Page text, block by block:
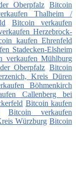
Oberpfalz Bitcoin
Thalheim /
Bitcoin verkaufen
Herzebrock-
kaufen Ehrenfeld
Stadecken-Elsheim
verkaufen Mühlburg
Oberpfalz Bitcoin
Kreis Düren
Böhmenkirch
Callenberg bei
Bitcoin kaufen
Bitcoin verkaufen
Würzburg Bitcoin